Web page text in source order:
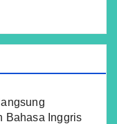
Bahasa Inggris